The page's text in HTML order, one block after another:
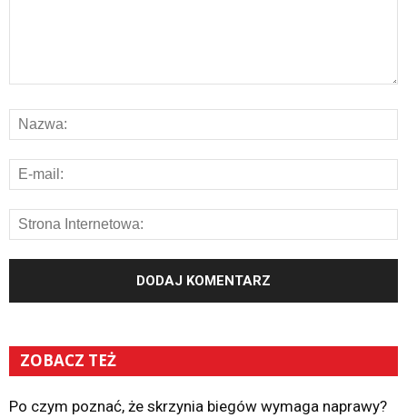
ZOBACZ TEŻ
Po czym poznać, że skrzynia biegów wymaga naprawy?